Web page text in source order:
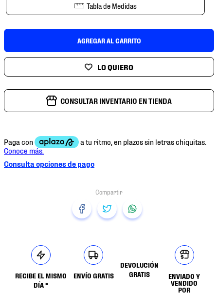
Tabla de Medidas
AGREGAR AL CARRITO
CONSULTAR INVENTARIO EN TIENDA
Consulta opciones de pago
RECIBE EL MISMO
DÍA *
ENVÍO GRATIS
DEVOLUCIÓN
GRATIS
ENVIADO Y
VENDIDO
POR
10. tenis nike